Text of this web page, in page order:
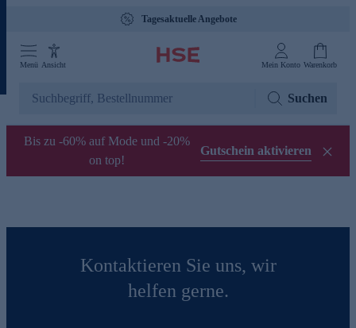
Tagesaktuelle Angebote
Menü Ansicht Mein Konto Warenkorb
Suchen
Bis zu -60% auf Mode und -20%
on top!
Gutschein aktivieren
Kontaktieren Sie uns, wir
helfen gerne.